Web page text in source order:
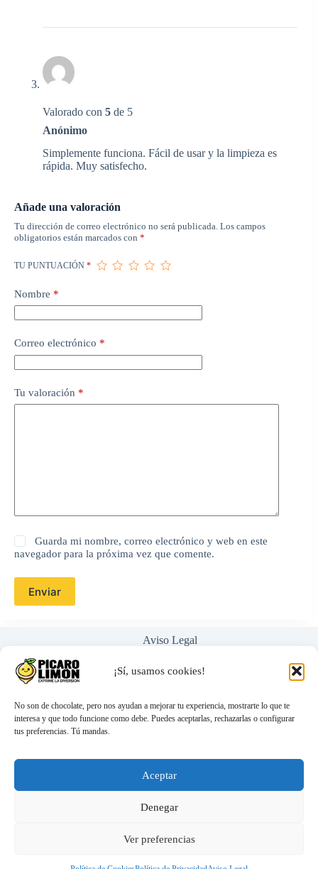
¡Sí, usamos cookies!
No son de chocolate, pero nos ayudan a mejorar tu experiencia, mostrarte lo que te
interesa y que todo funcione como debe. Puedes aceptarlas, rechazarlas o configurar
tus preferencias. Tú mandas.
Aceptar
Denegar
Ver preferencias
Valorado con 5 de 5
Anónimo
Simplemente funciona. Fácil de usar y la limpieza es
rápida. Muy satisfecho.
Añade una valoración
Tu dirección de correo electrónico no será publicada. Los campos
obligatorios están marcados con *
TU PUNTUACIÓN *
Nombre *
Correo electrónico *
Tu valoración *
Guarda mi nombre, correo electrónico y web en este
navegador para la próxima vez que comente.
Enviar
Aviso Legal
Términos y Condiciones
Nosotros
Atención 100% personal (nada de bots)
Envíos discretos y rápidos
Compra segura y protegida
de 5 (1)
- + Lo quiero